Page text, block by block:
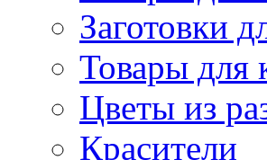
Заготовки
Товары для
Цветы из
Красители